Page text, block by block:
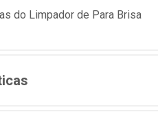
do Limpador de Para Brisa